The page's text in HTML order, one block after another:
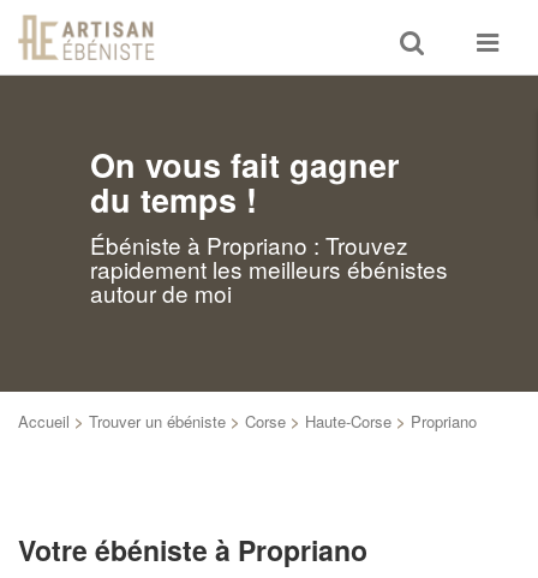
Toggle
search
Toggle
On vous fait gagner
du temps !
Ébéniste à Propriano : Trouvez
rapidement les meilleurs ébénistes
autour de moi
Accueil > Trouver un ébéniste > Corse > Haute-Corse > Propriano
Votre ébéniste à Propriano